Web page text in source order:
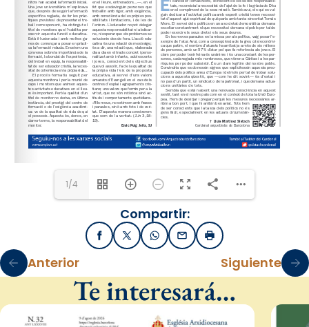
1/4
Compartir:
FacebookX / TwitterWhatsApp
EmailImprimir
Anterior Siguiente
Te interesará…